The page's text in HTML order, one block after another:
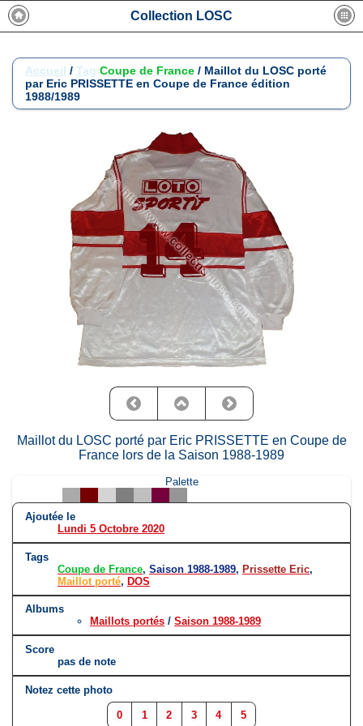
Collection LOSC
Accueil / Tag Coupe de France / Maillot du LOSC porté
par Eric PRISSETTE en Coupe de France édition
1988/1989
Maillot du LOSC porté par Eric PRISSETTE en Coupe de
France lors de la Saison 1988-1989
Palette
Ajoutée le
Lundi 5 Octobre 2020
Tags
Coupe de France, Saison 1988-1989, Prissette Eric,
Maillot porté, DOS
Albums
Maillots portés / Saison 1988-1989
Score
pas de note
Notez cette photo
0 1 2 3 4 5